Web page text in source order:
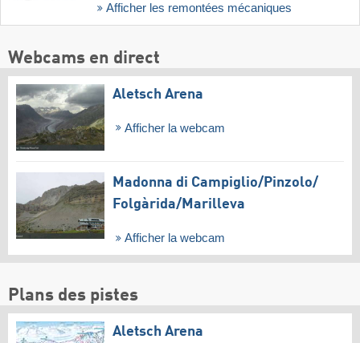
Afficher les remontées mécaniques
Webcams en direct
Aletsch Arena
Afficher la webcam
Madonna di Campiglio/​Pinzolo/​
Folgàrida/​Marilleva
Afficher la webcam
Plans des pistes
Aletsch Arena